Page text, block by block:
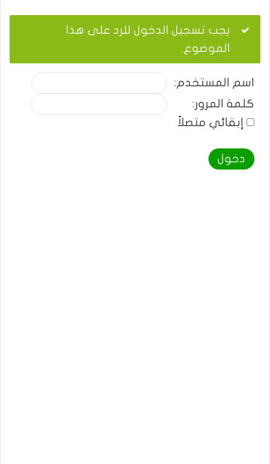
يجب تسجيل الدخول للرد على هذا
الموضوع.
اسم المستخدم:
كلمة المرور:
إبقائي متصلاً
دخول